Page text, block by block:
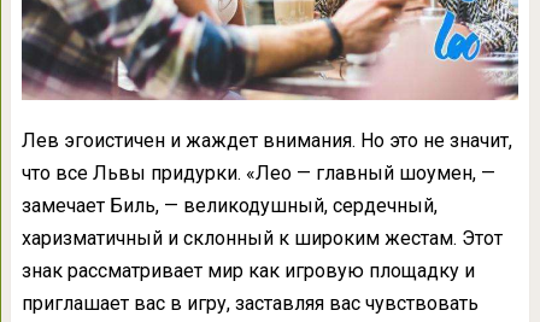
Лев эгоистичен и жаждет внимания. Но это не значит,
что все Львы придурки. «Лео — главный шоумен, —
замечает Биль, — великодушный, сердечный,
харизматичный и склонный к широким жестам. Этот
знак рассматривает мир как игровую площадку и
приглашает вас в игру, заставляя вас чувствовать